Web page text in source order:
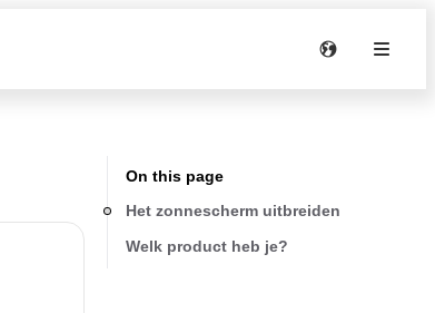
On this page
Het zonnescherm uitbreiden
Welk product heb je?